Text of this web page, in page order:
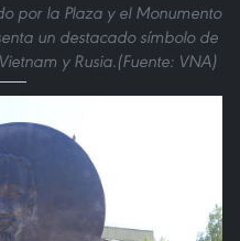
por la Plaza y el Monumento
un destacado símbolo de
y Rusia.(Fuente: VNA)